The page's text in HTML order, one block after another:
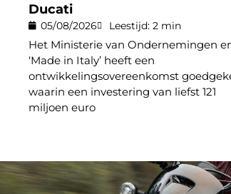
Ducati
05/08/2026 Leestijd: 2 min
Het Ministerie van Ondernemingen
‘Made in Italy’ heeft een
ontwikkelingsovereenkomst
waarin een investering van liefst 121
miljoen euro